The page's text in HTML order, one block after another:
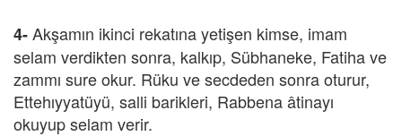
4-Akşamın ikinci rekatına yetişen kimse, imam
selam verdikten sonra, kalkıp, Sübhaneke, Fatiha ve
zammı sure okur. Rüku ve secdeden sonra oturur,
Ettehıyyatüyü, salli barikleri, Rabbena âtinayı
okuyup selam verir.